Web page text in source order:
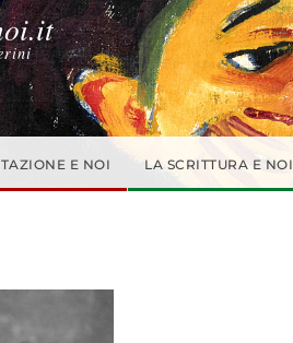
E NOI LA SCRITTURA E NOI